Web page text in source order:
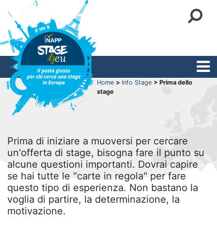
Home > Info Stage > Prima dello
stage
Prima di iniziare a muoversi per cercare
un'offerta di stage, bisogna fare il punto su
alcune questioni importanti. Dovrai capire
se hai tutte le "carte in regola" per fare
questo tipo di esperienza. Non bastano la
voglia di partire, la determinazione, la
motivazione.